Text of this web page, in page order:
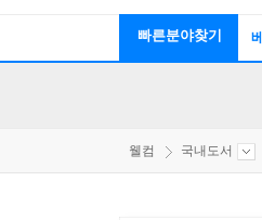
빠른분야찾기
웰컴 국내도서